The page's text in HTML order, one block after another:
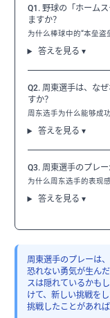
Q1. 野球の「ホーム
ますか？
为什么棒球中的“本垒盗
答えを見る ▾
Q2. 周東選手は、な
すか？
周东选手为什么能够成
答えを見る ▾
Q3. 周東選手のプレ
为什么周东选手的表现
答えを見る ▾
周東選手のプレーは
恐れない勇気が生ん
スは隠れているかも
けて、新しい挑戦を
挑戦したことがあれ